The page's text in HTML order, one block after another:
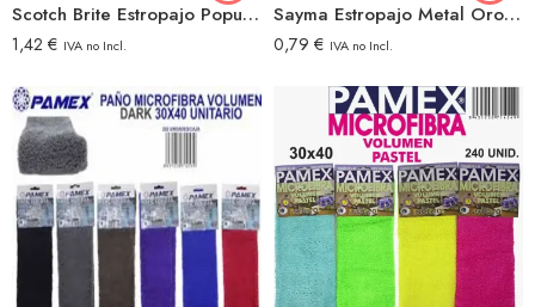
Scotch Brite Estropajo Popular 2+2
1,42 € IVA no Incl.
Sayma Estropajo Metal Oro Plata 2u
0,79 € IVA no Incl.